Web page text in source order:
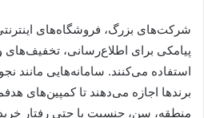
شرکت‌های بزرگ، فروشگاه‌های
پیامکی برای اطلاع‌رسانی، تخفیف‌های
استفاده می‌کنند. سامانه‌هایی مانند
برندها اجازه می‌دهند تا کمپین‌های
منطقه، سن، جنسیت یا حتی رفتار خرید